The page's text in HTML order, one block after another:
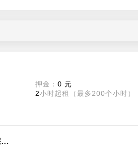
押金： 0 元
2小时起租（最多200个小时）
EPIC登录✅杀手3-Hitman 3HITMAN暗杀世界豪华版全DLC✅含李小龙+七宗罪合集DLC